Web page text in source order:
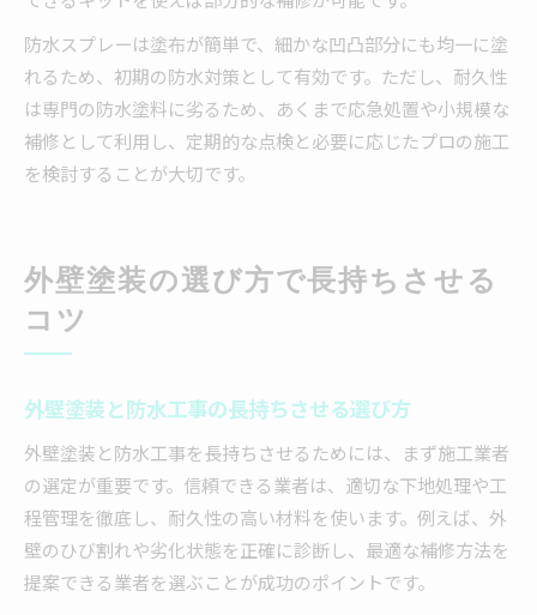
防水スプレーは塗布が簡単で、細かな凹凸部分にも均一に塗
れるため、初期の防水対策として有効です。ただし、耐久性
は専門の防水塗料に劣るため、あくまで応急処置や小規模な
補修として利用し、定期的な点検と必要に応じたプロの施工
を検討することが大切です。
外壁塗装の選び方で長持ちさせる
コツ
外壁塗装と防水工事の長持ちさせる選び方
外壁塗装と防水工事を長持ちさせるためには、まず施工業者
の選定が重要です。信頼できる業者は、適切な下地処理や工
程管理を徹底し、耐久性の高い材料を使います。例えば、外
壁のひび割れや劣化状態を正確に診断し、最適な補修方法を
提案できる業者を選ぶことが成功のポイントです。